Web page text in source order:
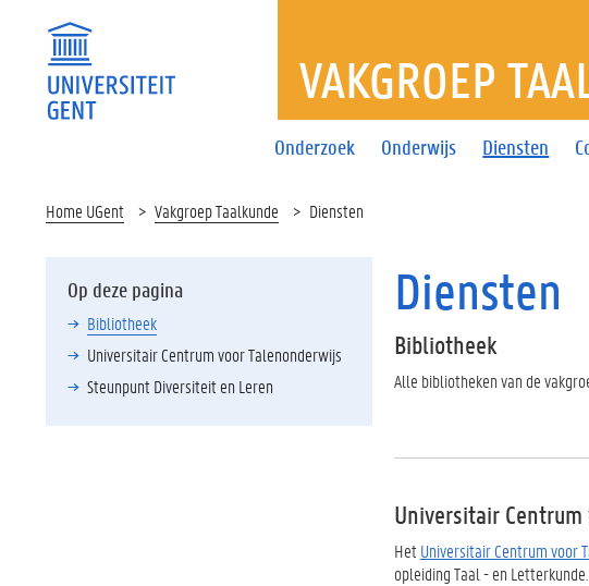
Onderzoek Onderwijs Diensten
VAKGROEP
Home UGent Vakgroep Taalkunde Diensten
Op deze pagina
Bibliotheek
Universitair Centrum voor Talenonderwijs
Steunpunt Diversiteit en Leren
Diensten
Bibliotheek
Alle bibliotheken van de
Universitair
HetUniversitair Centrum voor
opleiding Taal - en Letterkunde.